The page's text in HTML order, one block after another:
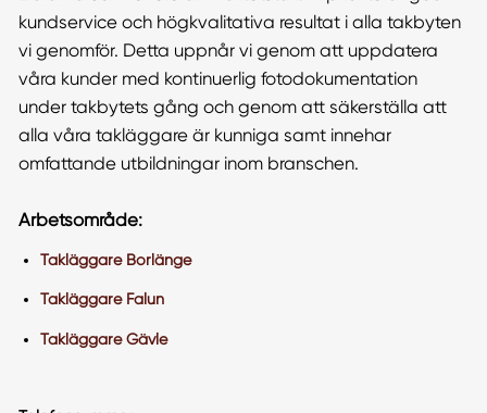
kundservice och högkvalitativa resultat i alla takbyten
vi genomför. Detta uppnår vi genom att uppdatera
våra kunder med kontinuerlig fotodokumentation
under takbytets gång och genom att säkerställa att
alla våra takläggare är kunniga samt innehar
omfattande utbildningar inom branschen.
Arbetsområde:
Takläggare Borlänge
Takläggare Falun
Takläggare Gävle